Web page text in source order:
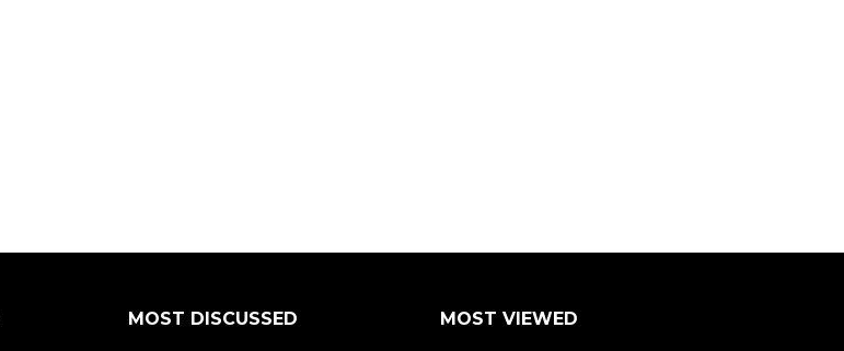
MOST DISCUSSED MOST VIEWED